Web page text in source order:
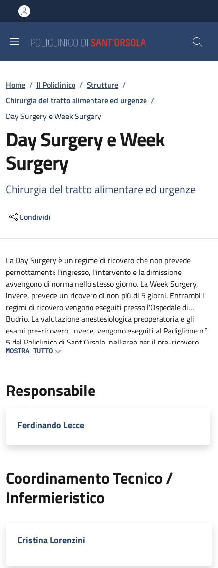
al contenuto principale
to footer content
Briciole di pane
Home / Il Policlinico / Strutture /
Chirurgia del tratto alimentare ed urgenze /
Day Surgery e Week Surgery
Day Surgery e Week
Surgery
Chirurgia del tratto alimentare ed urgenze
Condividi
Descrizione
La Day Surgery è un regime di ricovero che non prevede
pernottamenti: l'ingresso, l'intervento e la dimissione
avvengono di norma nello stesso giorno. La Week Surgery,
invece, prevede un ricovero di non più di 5 giorni. Entrambi i
regimi di ricovero vengono eseguiti presso l'Ospedale di
Budrio. La valutazione anestesiologica preoperatoria e gli
esami pre-ricovero, invece, vengono eseguiti al Padiglione n°
5 del Policlinico di Sant'Orsola, nell'area per il pre-ricovero.
MOSTRA TUTTO
Responsabile
Ferdinando Lecce
Coordinamento Tecnico /
Infermieristico
Cristina Lorenzini